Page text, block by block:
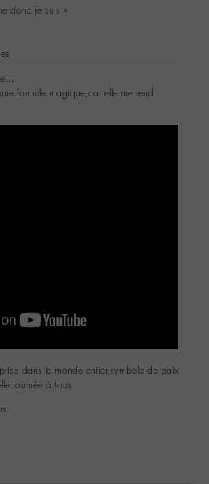
donc je suis »
formule magique,car elle me rend
dans le monde entier,symbole de paix
journée à tous